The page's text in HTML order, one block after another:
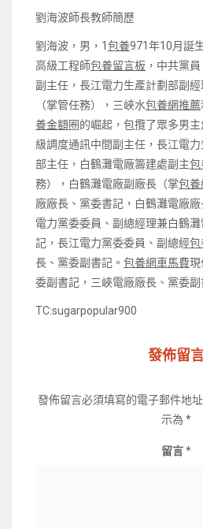
劉海波師長教師簡歷
劉海波，男，1 包養971年10月誕
高級工程師包養留言板 ，中共黨
副主任，長江電力生產計劃部副
（掌管任務），三峽水包養網推薦
養金額圈的崛起，包攬了眾多男
級調度通訊中間副主任，長江電
部主任，白鶴灘電廠籌建處副主包
務），白鶴灘電廠副廠長（掌包養
廠廠長、黨委書記，白鶴灘電廠
電力黨委委員、副總經理兼白鶴
記，長江電力黨委委員、副總經包
長、黨委副書記。 包養網車馬費現
委副書記，三峽電廠廠長、黨委副
TC:sugarpopular900
發佈留
發佈留言必須填寫的電子郵件地
示為 *
留言*